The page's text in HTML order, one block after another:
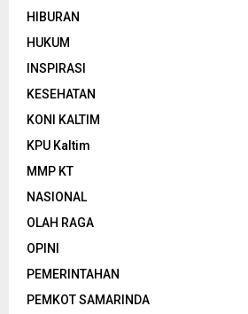
HIBURAN
HUKUM
INSPIRASI
KESEHATAN
KONI KALTIM
KPU Kaltim
MMP KT
NASIONAL
OLAH RAGA
OPINI
PEMERINTAHAN
PEMKOT SAMARINDA